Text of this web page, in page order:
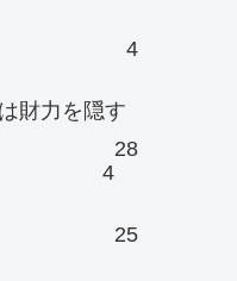
4
財力を隠す
28
4
25